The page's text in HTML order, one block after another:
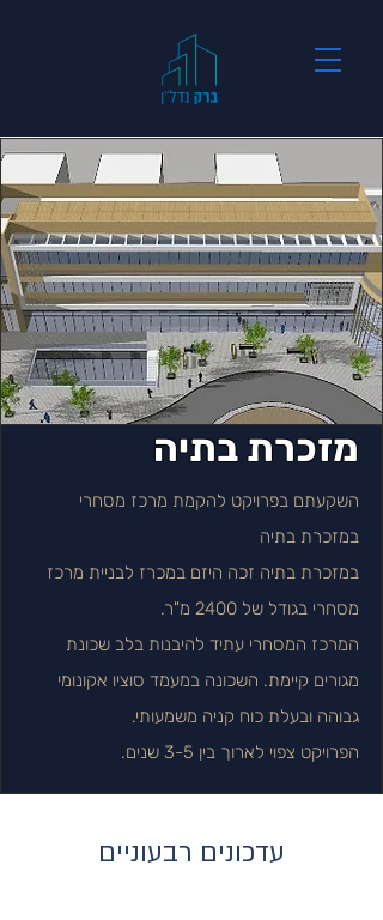
מזכרת בתיה
השקעתם בפרויקט להקמת מרכז מסחרי
במזכרת בתיה
במזכרת בתיה זכה היזם במכרז לבניית מרכז
מסחרי בגודל של 2400 מ"ר.
המרכז המסחרי עתיד להיבנות בלב שכונת
מגורים קיימת. השכונה במעמד סוציו אקונומי
גבוהה ובעלת כוח קניה משמעותי.
הפרויקט צפוי לארוך בין 3-5 שנים.
עדכונים רבעוניים